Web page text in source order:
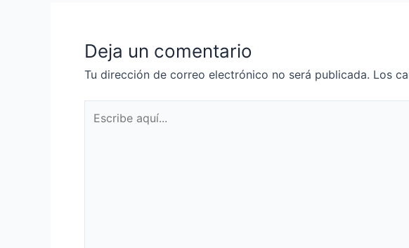
Deja un comentario
Tu dirección de correo electrónico no será publicada. Los
aquí...